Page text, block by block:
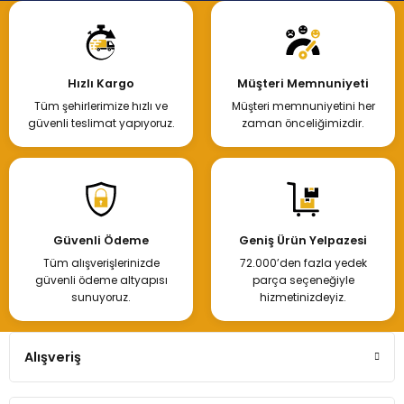
Hızlı Kargo
Tüm şehirlerimize hızlı ve
güvenli teslimat yapıyoruz.
Müşteri Memnuniyeti
Müşteri memnuniyetini her
zaman önceliğimizdir.
Güvenli Ödeme
Tüm alışverişlerinizde
güvenli ödeme altyapısı
sunuyoruz.
Geniş Ürün Yelpazesi
72.000’den fazla yedek
parça seçeneğiyle
hizmetinizdeyiz.
Alışveriş